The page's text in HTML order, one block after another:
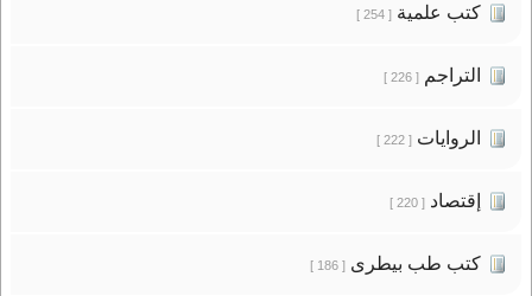
كتب علمية[ 254 ]
التراجم[ 226 ]
الروايات[ 222 ]
إقتصاد[ 220 ]
كتب طب بيطرى[ 186 ]